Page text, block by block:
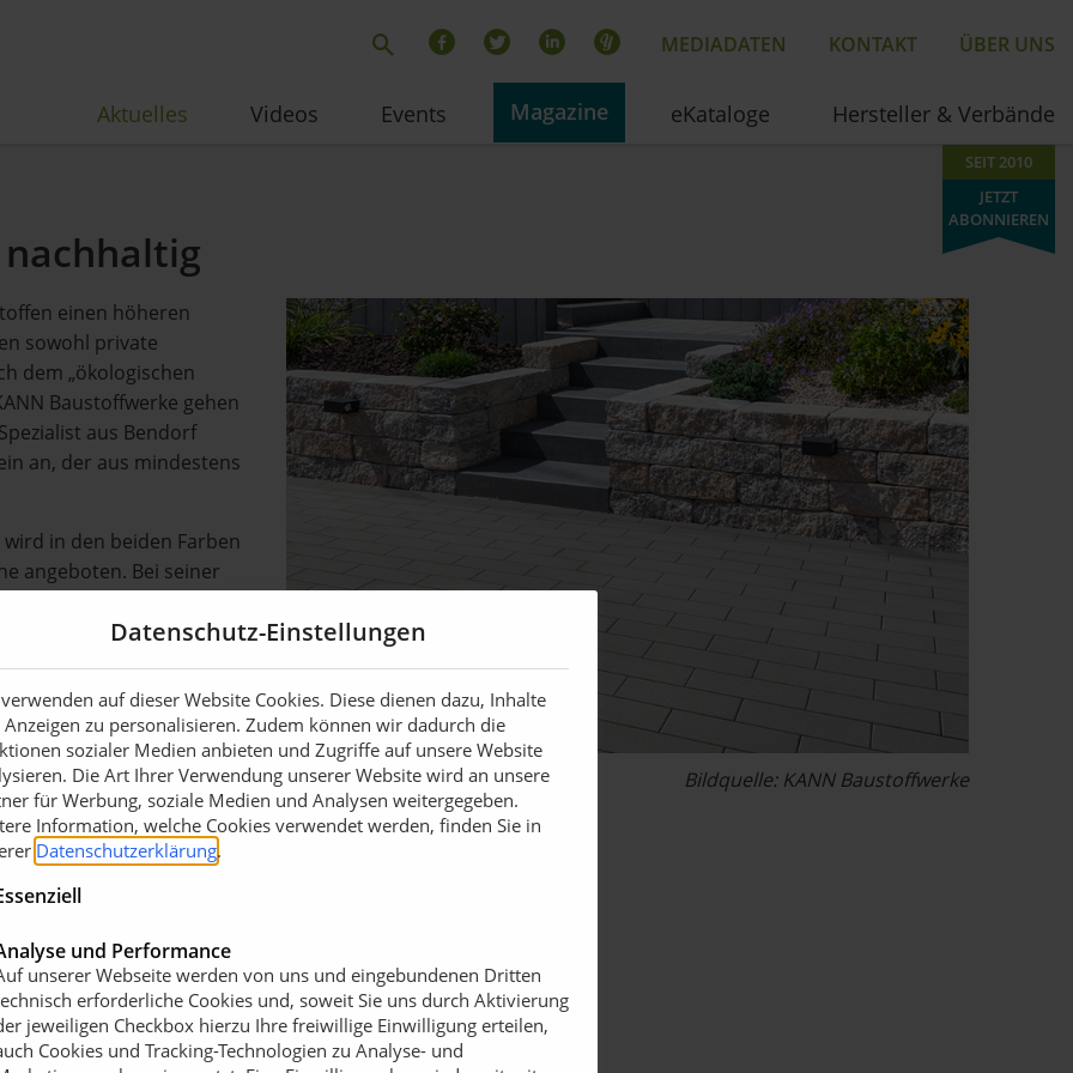
MEDIADATEN KONTAKT ÜBER UNS
Aktuelles Videos Events Magazine eKataloge Hersteller & Verbände
SEIT 2010
JETZT
ABONNIEREN
einen höheren
sowohl private
dem „ökologischen
Baustoffwerke gehen
aus Bendorf
an, der aus mindestens
in den beiden Farben
angeboten. Bei seiner
Zerkleinert und zu
dieser zusammen mit
verarbeitet.
entspricht dem
Garten- und
die gleichen Materialien
Beim Vios RX40 sind dies
sanft glitzern.
sich technisch und
jedoch in
die Umwelt schont.
und Planer und die
Informationen zu holen
Bildquelle: KANN Baustoffwerke
Datenschutz-Einstellungen
auf dieser Website Cookies. Diese dienen dazu, Inhalte
Anzeigen zu personalisieren. Zudem können wir dadurch die
sozialer Medien anbieten und Zugriffe auf unsere Website
Die Art Ihrer Verwendung unserer Website wird an unsere
für Werbung, soziale Medien und Analysen weitergegeben.
Information, welche Cookies verwendet werden, finden Sie in
Datenschutzerklärung.
und Performance
unserer Webseite werden von uns und eingebundenen Dritten
erforderliche Cookies und, soweit Sie uns durch Aktivierung
jeweiligen Checkbox hierzu Ihre freiwillige Einwilligung erteilen,
Cookies und Tracking-Technologien zu Analyse- und